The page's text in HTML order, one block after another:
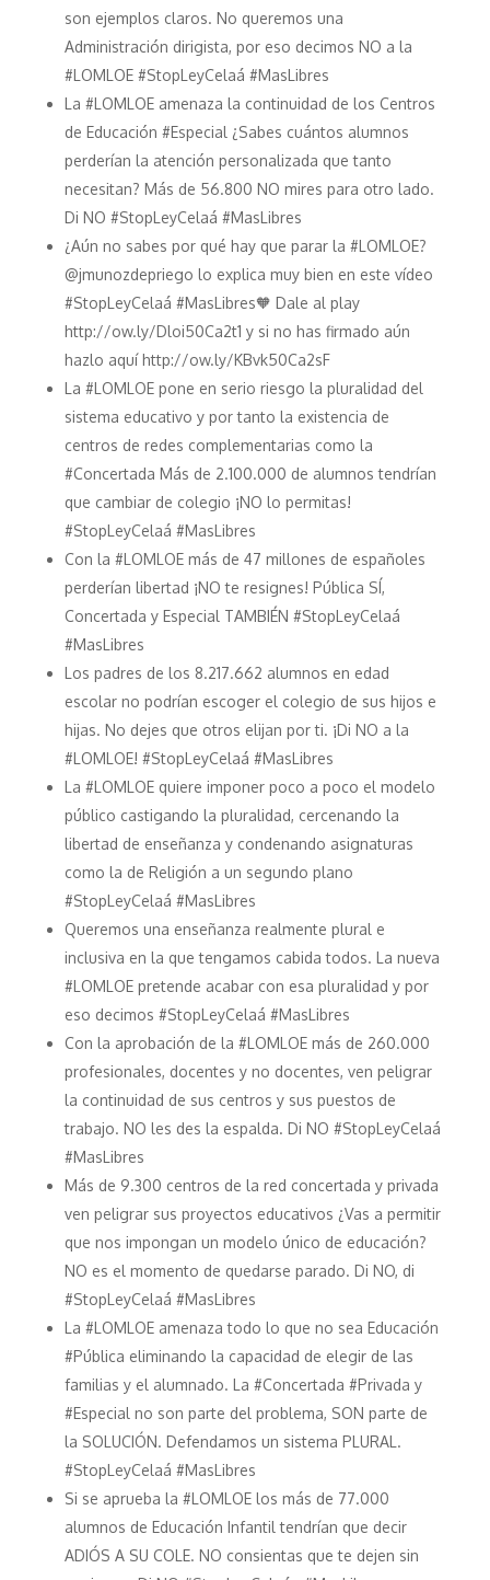
son ejemplos claros. No queremos una
Administración dirigista, por eso decimos NO a la
#LOMLOE #StopLeyCelaá #MasLibres
La #LOMLOE amenaza la continuidad de los Centros
de Educación #Especial ¿Sabes cuántos alumnos
perderían la atención personalizada que tanto
necesitan? Más de 56.800 NO mires para otro lado.
Di NO #StopLeyCelaá #MasLibres
¿Aún no sabes por qué hay que parar la #LOMLOE?
@jmunozdepriego lo explica muy bien en este vídeo
#StopLeyCelaá #MasLibres🧡 Dale al play
http://ow.ly/Dloi50Ca2t1 y si no has firmado aún
hazlo aquí http://ow.ly/KBvk50Ca2sF
La #LOMLOE pone en serio riesgo la pluralidad del
sistema educativo y por tanto la existencia de
centros de redes complementarias como la
#Concertada Más de 2.100.000 de alumnos tendrían
que cambiar de colegio ¡NO lo permitas!
#StopLeyCelaá #MasLibres
Con la #LOMLOE más de 47 millones de españoles
perderían libertad ¡NO te resignes! Pública SÍ,
Concertada y Especial TAMBIÉN #StopLeyCelaá
#MasLibres
Los padres de los 8.217.662 alumnos en edad
escolar no podrían escoger el colegio de sus hijos e
hijas. No dejes que otros elijan por ti. ¡Di NO a la
#LOMLOE! #StopLeyCelaá #MasLibres
La #LOMLOE quiere imponer poco a poco el modelo
público castigando la pluralidad, cercenando la
libertad de enseñanza y condenando asignaturas
como la de Religión a un segundo plano
#StopLeyCelaá #MasLibres
Queremos una enseñanza realmente plural e
inclusiva en la que tengamos cabida todos. La nueva
#LOMLOE pretende acabar con esa pluralidad y por
eso decimos #StopLeyCelaá #MasLibres
Con la aprobación de la #LOMLOE más de 260.000
profesionales, docentes y no docentes, ven peligrar
la continuidad de sus centros y sus puestos de
trabajo. NO les des la espalda. Di NO #StopLeyCelaá
#MasLibres
Más de 9.300 centros de la red concertada y privada
ven peligrar sus proyectos educativos ¿Vas a permitir
que nos impongan un modelo único de educación?
NO es el momento de quedarse parado. Di NO, di
#StopLeyCelaá #MasLibres
La #LOMLOE amenaza todo lo que no sea Educación
#Pública eliminando la capacidad de elegir de las
familias y el alumnado. La #Concertada #Privada y
#Especial no son parte del problema, SON parte de
la SOLUCIÓN. Defendamos un sistema PLURAL.
#StopLeyCelaá #MasLibres
Si se aprueba la #LOMLOE los más de 77.000
alumnos de Educación Infantil tendrían que decir
ADIÓS A SU COLE. NO consientas que te dejen sin